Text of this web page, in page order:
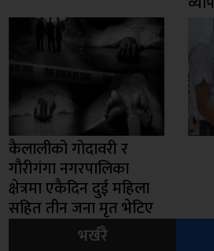
कैलालीको गोदावरी र
गौरीगंगा नगरपालिका
क्षेत्रमा एकैदिन दुई महिला
सहित तीन जना मृत भेटिए
भर्खरै